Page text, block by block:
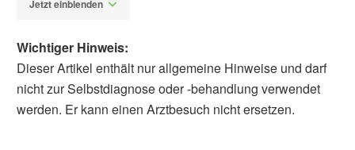
Jetzt einblenden
Wichtiger Hinweis:
Dieser Artikel enthält nur allgemeine Hinweise und darf
nicht zur Selbstdiagnose oder -behandlung verwendet
werden. Er kann einen Arztbesuch nicht ersetzen.